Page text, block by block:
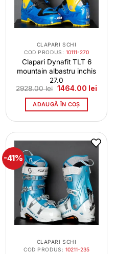
CLAPARI SCHI
COD PRODUS: 10111-270
Clapari Dynafit TLT 6
mountain albastru inchis
27.0
2928.00lei Prețul
a
fost:
1464.00 leiPrețul
ADAUGĂ ÎN COȘ
-41%
CLAPARI SCHI
COD PRODUS: 10211-235